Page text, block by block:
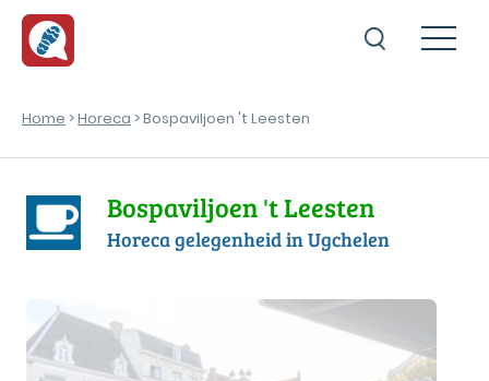
Home >Horeca > Bospaviljoen 't Leesten
Bospaviljoen 't Leesten
Horeca gelegenheid in Ugchelen